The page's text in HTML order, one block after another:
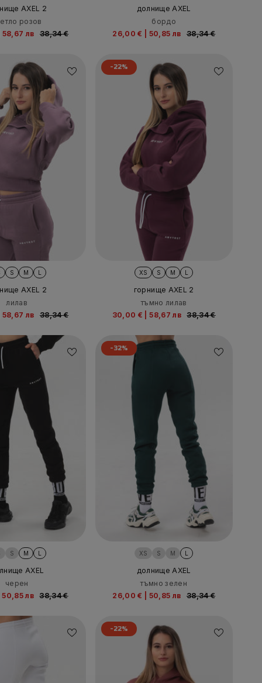
AXEL 2
розов
58,67 лв 38,34 €
долнище AXEL
бордо
26,00 €
50,85 лв 38,34 €
S M L
AXEL 2
лилав
58,67 лв 38,34 €
-22%
XS S M L
горнище AXEL 2
тъмно лилав
30,00 €
58,67 лв 38,34 €
S M L
AXEL
черен
50,85 лв 38,34 €
-32%
XS S M L
долнище AXEL
тъмно зелен
26,00 €
50,85 лв 38,34 €
-22%